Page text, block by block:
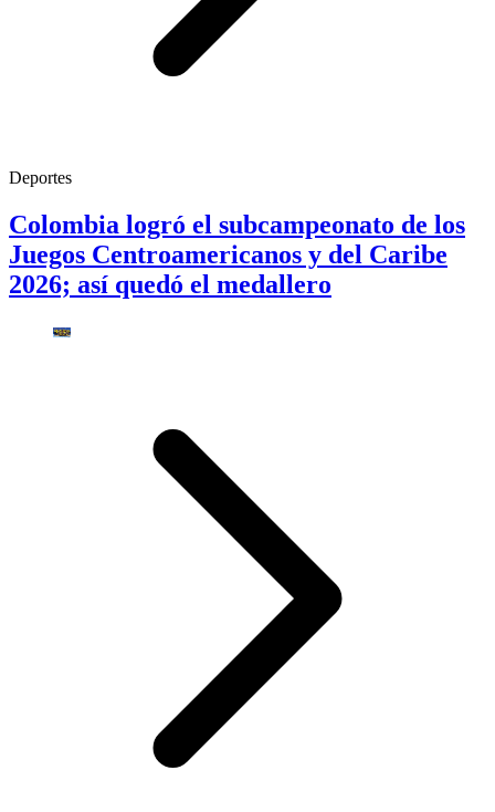
Deportes
Colombia logró el subcampeonato de los
Juegos Centroamericanos y del Caribe
2026; así quedó el medallero